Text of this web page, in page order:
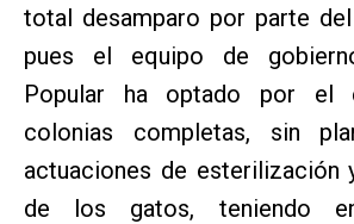
total desamparo por parte del
pues el equipo de
Popular ha optado por el
colonias completas, sin
actuaciones de esterilización
de los gatos, teniendo